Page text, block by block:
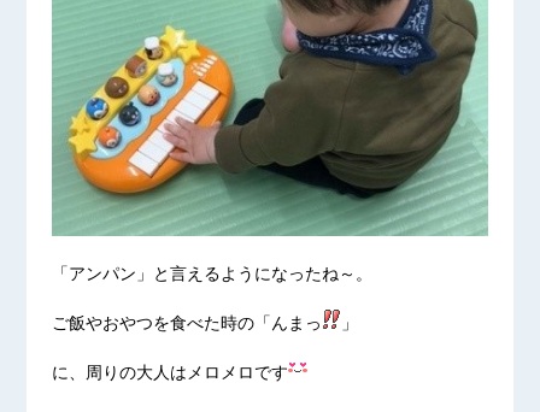
「アンパン」と言えるようになったね～。
ご飯やおやつを食べた時の「んまっ 」
に、周りの大人はメロメロです